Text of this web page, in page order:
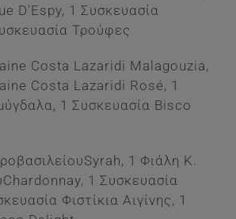
D’Espy, 1 Συσκευασία
Τρούφες
Costa Lazaridi Malagouzia,
Costa Lazaridi Rosé, 1
1 Συσκευασία Bisco
1 Φιάλη Κ.
1 Συσκευασία
Φιστίκια Αιγίνης, 1